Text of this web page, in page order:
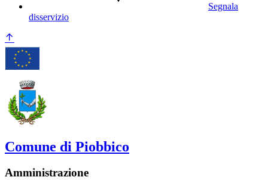
Segnala
disservizio
Comune di Piobbico
Amministrazione